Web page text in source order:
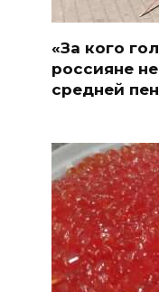
«За кого
россияне
средней